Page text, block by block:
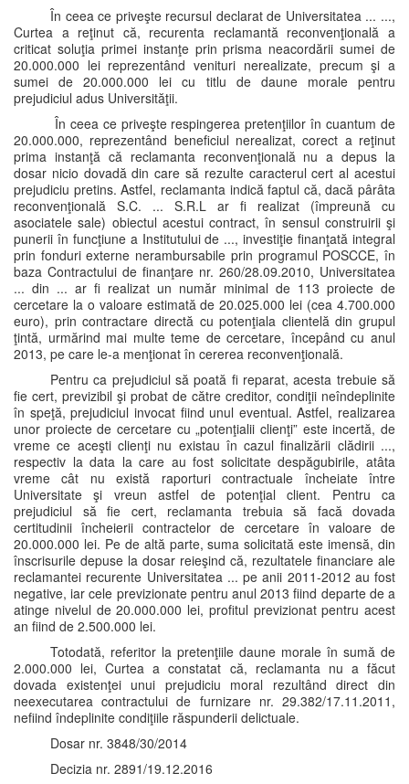
În ceea ce priveşte recursul declarat de Universitatea ... ...,
Curtea a reţinut că, recurenta reclamantă reconvenţională a
criticat soluţia primei instanţe prin prisma neacordării sumei de
20.000.000 lei reprezentând venituri nerealizate, precum şi a
sumei de 20.000.000 lei cu titlu de daune morale pentru
prejudiciul adus Universităţii.
În ceea ce priveşte respingerea pretenţiilor în cuantum de
20.000.000, reprezentând beneficiul nerealizat, corect a reţinut
prima instanţă că reclamanta reconvenţională nu a depus la
dosar nicio dovadă din care să rezulte caracterul cert al acestui
prejudiciu pretins. Astfel, reclamanta indică faptul că, dacă pârâta
reconvenţională S.C. ... S.R.L ar fi realizat (împreună cu
asociatele sale) obiectul acestui contract, în sensul construirii şi
punerii în funcţiune a Institutului de ..., investiţie finanţată integral
prin fonduri externe nerambursabile prin programul POSCCE, în
baza Contractului de finanţare nr. 260/28.09.2010, Universitatea
... din ... ar fi realizat un număr minimal de 113 proiecte de
cercetare la o valoare estimată de 20.025.000 lei (cea 4.700.000
euro), prin contractare directă cu potenţiala clientelă din grupul
ţintă, urmărind mai multe teme de cercetare, începând cu anul
2013, pe care le-a menţionat în cererea reconvenţională.
Pentru ca prejudiciul să poată fi reparat, acesta trebuie să
fie cert, previzibil şi probat de către creditor, condiţii neîndeplinite
în speţă, prejudiciul invocat fiind unul eventual. Astfel, realizarea
unor proiecte de cercetare cu „potenţialii clienţi” este incertă, de
vreme ce aceşti clienţi nu existau în cazul finalizării clădirii ...,
respectiv la data la care au fost solicitate despăgubirile, atâta
vreme cât nu există raporturi contractuale încheiate între
Universitate şi vreun astfel de potenţial client. Pentru ca
prejudiciul să fie cert, reclamanta trebuia să facă dovada
certitudinii încheierii contractelor de cercetare în valoare de
20.000.000 lei. Pe de altă parte, suma solicitată este imensă, din
înscrisurile depuse la dosar reieşind că, rezultatele financiare ale
reclamantei recurente Universitatea ... pe anii 2011-2012 au fost
negative, iar cele previzionate pentru anul 2013 fiind departe de a
atinge nivelul de 20.000.000 lei, profitul previzionat pentru acest
an fiind de 2.500.000 lei.
Totodată, referitor la pretenţiile daune morale în sumă de
2.000.000 lei, Curtea a constatat că, reclamanta nu a făcut
dovada existenţei unui prejudiciu moral rezultând direct din
neexecutarea contractului de furnizare nr. 29.382/17.11.2011,
nefiind îndeplinite condiţiile răspunderii delictuale.
Dosar nr. 3848/30/2014
Decizia nr. 2891/19.12.2016